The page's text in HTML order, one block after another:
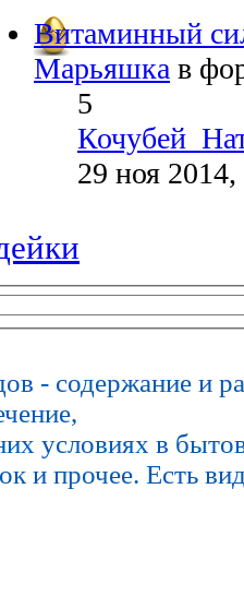
Витаминный
Марьяшка в
5
29 ноя
- содержание и
условиях в
и прочее. Есть